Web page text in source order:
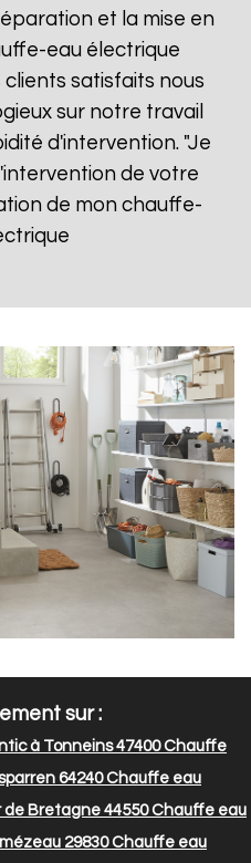
et la mise en
eau électrique
clients satisfaits nous
sur notre travail
d'intervention. "Je
de votre
de mon chauffe-
sur :
à Tonneins 47400Chauffe
64240Chauffe eau
Bretagne 44550Chauffe eau
29830Chauffe eau